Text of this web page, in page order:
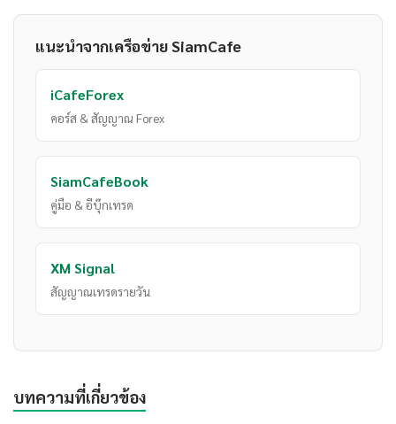
แนะนำจากเครือข่าย SiamCafe
iCafeForex
คอร์ส & สัญญาณ Forex
SiamCafeBook
คู่มือ & อีบุ๊กเทรด
XM Signal
สัญญาณเทรดรายวัน
บทความที่เกี่ยวข้อง